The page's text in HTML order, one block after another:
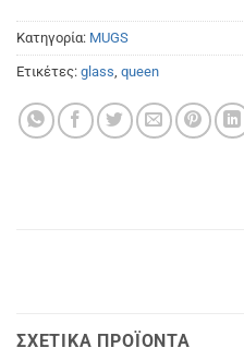
Κατηγορία: MUGS
Ετικέτες: glass, queen
ΣΧΕΤΙΚΆ ΠΡΟΪΌΝΤΑ